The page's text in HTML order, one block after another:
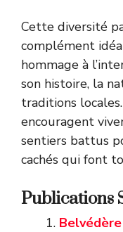
Cette diversité
complément
hommage à
son histoire, la
traditions
encouragent
sentiers battus
cachés qui font
Publications